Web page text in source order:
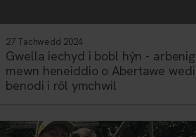
27 Tachwedd 2024
Gwella iechyd i bobl hŷn -
mewn heneiddio o Abertawe
benodi i rôl ymchwil